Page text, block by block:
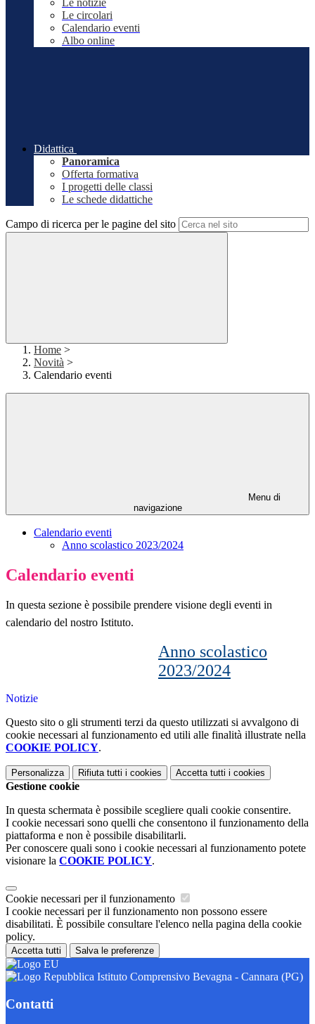
Le notizie
Le circolari
Calendario eventi
Albo online
Didattica
Panoramica
Offerta formativa
I progetti delle classi
Le schede didattiche
Campo di ricerca per le pagine del sito
Home >
Novità >
Calendario eventi
Menu di
navigazione
Calendario eventi
Anno scolastico 2023/2024
Calendario eventi
In questa sezione è possibile prendere visione degli eventi in
calendario del nostro Istituto.
Anno scolastico
2023/2024
Notizie
Questo sito o gli strumenti terzi da questo utilizzati si avvalgono di
cookie necessari al funzionamento ed utili alle finalità illustrate nella
COOKIE POLICY.
Personalizza Rifiuta tutti i cookies Accetta tutti i cookies
Gestione cookie
In questa schermata è possibile scegliere quali cookie consentire.
I cookie necessari sono quelli che consentono il funzionamento della
piattaforma e non è possibile disabilitarli.
Per conoscere quali sono i cookie necessari al funzionamento potete
visionare la COOKIE POLICY.
Cookie necessari per il funzionamento
I cookie necessari per il funzionamento non possono essere
disabilitati. È possibile consultare l'elenco nella pagina della cookie
policy.
Accetta tutti Salva le preferenze
Istituto Comprensivo Bevagna - Cannara (PG)
Contatti